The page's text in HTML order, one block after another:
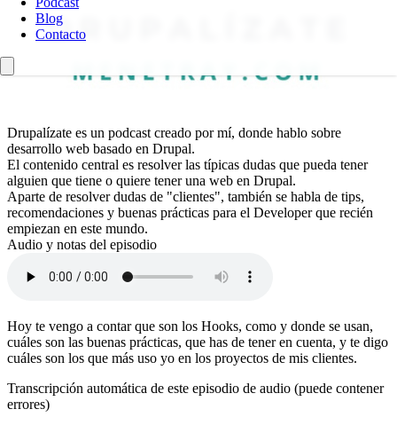
Blog
Contacto
Drupalízate es un podcast creado por mí, donde hablo sobre
desarrollo web basado en Drupal.
El contenido central es resolver las típicas dudas que pueda tener
alguien que tiene o quiere tener una web en Drupal.
Aparte de resolver dudas de "clientes", también se habla de tips,
recomendaciones y buenas prácticas para el Developer que recién
empiezan en este mundo.
Audio y notas del episodio
Hoy te vengo a contar que son los Hooks, como y donde se usan,
cuáles son las buenas prácticas, que has de tener en cuenta, y te digo
cuáles son los que más uso yo en los proyectos de mis clientes.
Transcripción automática de este episodio de audio (puede contener
errores)